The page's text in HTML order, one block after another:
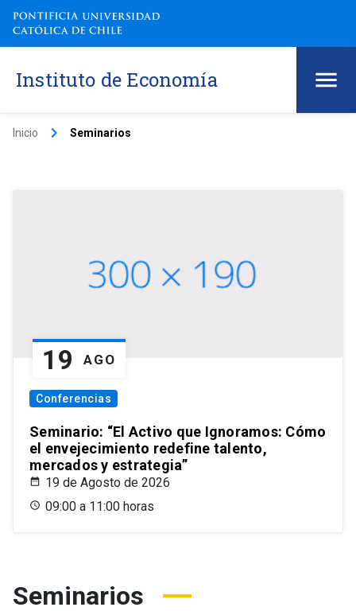
Instituto de Economía
Inicio keyboard_arrow_right Seminarios
19 AGO
Conferencias
Seminario: “El Activo que Ignoramos: Cómo
el envejecimiento redefine talento,
mercados y estrategia”
19 de Agosto de 2026
09:00 a 11:00 horas
Seminarios